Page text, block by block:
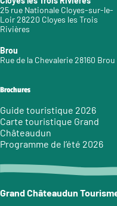
25 rue Nationale Cloyes-sur-le-
Loir 28220 Cloyes les Trois
Rivières
Brou
Rue de la Chevalerie 28160 Brou
Brochures
Guide touristique 2026
Carte touristique Grand
Châteaudun
Programme de l’été 2026
Grand Châteaudun